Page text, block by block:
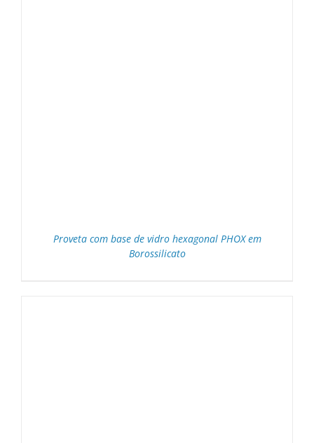
Proveta com base de vidro hexagonal PHOX em
Borossilicato